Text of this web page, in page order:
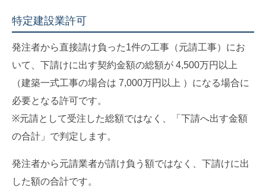
特定建設業許可
発注者から直接請け負った1件の工事（元請工事）にお
いて、下請けに出す契約金額の総額が 4,500万円以上
（建築一式工事の場合は 7,000万円以上 ）になる場合に
必要となる許可です。
※元請として受注した総額ではなく、「下請へ出す金額
の合計」で判定します。
発注者から元請業者が請け負う額ではなく、下請けに出
した額の合計です。